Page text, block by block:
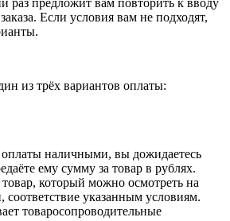
раз предложит вам повторить к вводу
Если условия вам не подходят,
из трёх вариантов оплаты:
наличными, вы дожидаетесь
ему сумму за товар в рублях.
товар, который можно осмотреть на
указанным условиям.
товаросопроводительные